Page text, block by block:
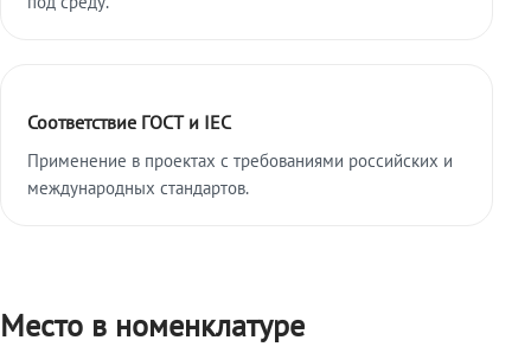
Соответствие ГОСТ и IEC
Применение в проектах с требованиями российских и
международных стандартов.
Место в номенклатуре